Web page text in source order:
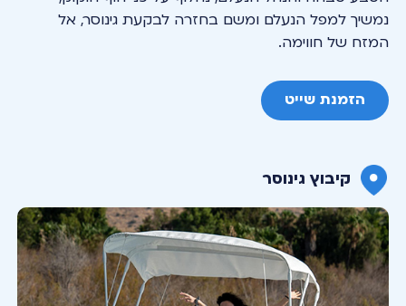
נמשיך למפל הנעלם ומשם בחזרה לבקעת גינוסר, אל
המזח של חווימה.
הזמנת שייט
קיבוץ גינוסר